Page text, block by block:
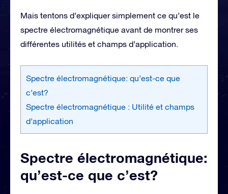
Mais tentons d’expliquer simplement ce qu’est le
spectre électromagnétique avant de montrer ses
différentes utilités et champs d’application.
Spectre électromagnétique: qu’est-ce que
c’est?
Spectre électromagnétique : Utilité et champs
d’application
Spectre électromagnétique:
qu’est-ce que c’est?